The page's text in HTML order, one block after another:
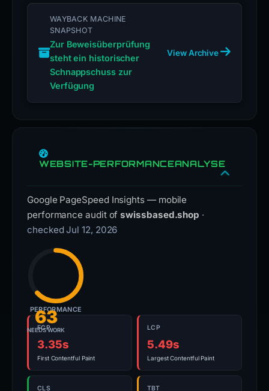
WAYBACK MACHINE
SNAPSHOT
Zur Beweisüberprüfung
steht ein historischer
Schnappschuss zur
Verfügung
View Archive
WEBSITE-PERFORMANCEANALYSE
Google PageSpeed Insights — mobile
performance audit ofswissbased.shop ·
checked Jul 12, 2026
63
NEEDS WORK
PERFORMANCE
FCP
3.35s
First Contentful Paint
LCP
5.49s
Largest Contentful Paint
CLS TBT